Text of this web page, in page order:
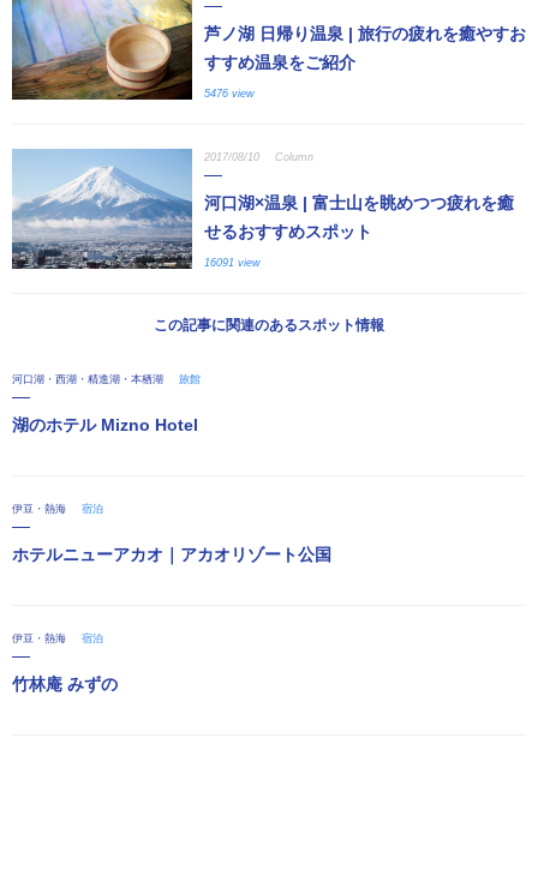
芦ノ湖 日帰り温泉 | 旅行の疲れを癒やすお
すすめ温泉をご紹介
5476 view
2017/08/10 Column
河口湖×温泉 | 富士山を眺めつつ疲れを癒
せるおすすめスポット
16091 view
この記事に関連のあるスポット情報
河口湖・西湖・精進湖・本栖湖 旅館
湖のホテル Mizno Hotel
伊豆・熱海 宿泊
ホテルニューアカオ｜アカオリゾート公国
伊豆・熱海 宿泊
竹林庵 みずの